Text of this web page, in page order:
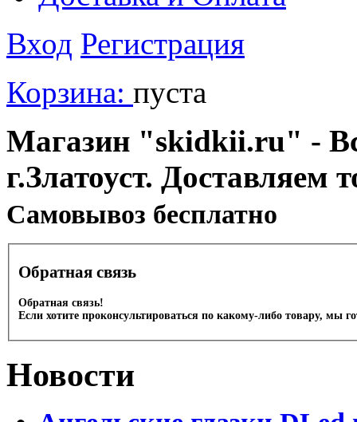
Вход Регистрация
Корзина: пуста
Магазин "skidkii.ru" -
г.Златоуст.
Cамовывоз бесплатно
Обратная связь
Обратная связь!
Если хотите проконсультироваться по какому-либо товару, мы
Новости